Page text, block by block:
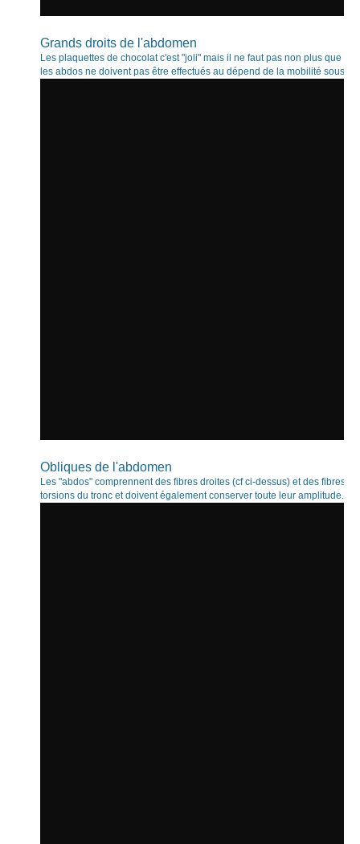
Grands droits de l'abdomen
Les plaquettes de chocolat c'est "joli" mais il ne faut pas non plus que
les abdos ne doivent pas être effectués au dépend de la mobilité sous
Obliques de l'abdomen
Les "abdos" comprennent des fibres droites (cf ci-dessus) et des fibres
torsions du tronc et doivent également conserver toute leur amplitude.